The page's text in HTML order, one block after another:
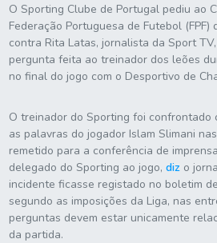
O Sporting Clube de Portugal pediu ao
Federação Portuguesa de Futebol (FPF)
contra Rita Latas, jornalista da Sport
pergunta feita ao treinador dos leões
no final do jogo com o Desportivo de
O treinador do Sporting foi confrontado
as palavras do jogador Islam Slimani
remetido para a conferência de
delegado do Sporting ao jogo, diz o
incidente ficasse registado no boletim
segundo as imposições da Liga, nas
perguntas devem estar unicamente
da partida.